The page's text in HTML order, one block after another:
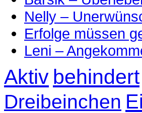
Nelly –
Erfolge müssen
Leni –
Aktiv behindert
Dreibeinchen